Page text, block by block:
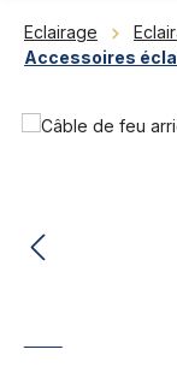
Eclairage
Accessoires
Ignorer la galerie